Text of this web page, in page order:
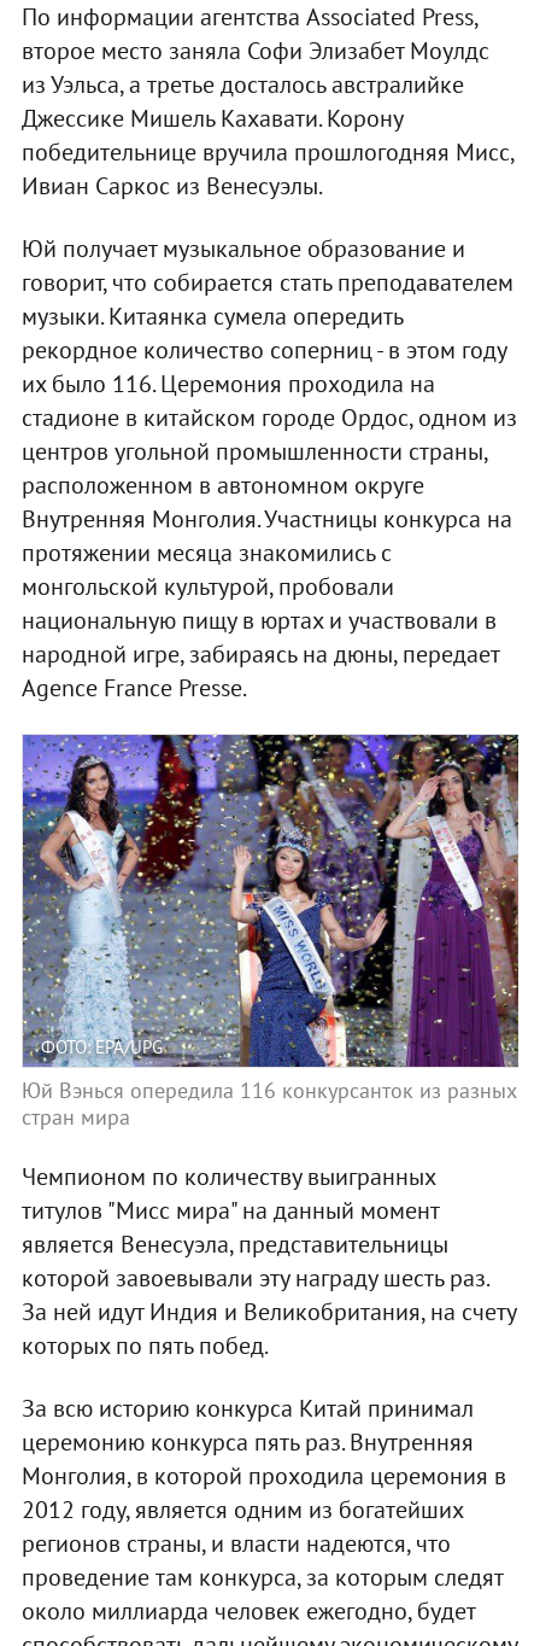
По информации агентства Associated Press,
второе место заняла Софи Элизабет Моулдс
из Уэльса, а третье досталось австралийке
Джессике Мишель Кахавати. Корону
победительнице вручила прошлогодняя Мисс,
Ивиан Саркос из Венесуэлы.
Юй получает музыкальное образование и
говорит, что собирается стать преподавателем
музыки. Китаянка сумела опередить
рекордное количество соперниц - в этом году
их было 116. Церемония проходила на
стадионе в китайском городе Ордос, одном из
центров угольной промышленности страны,
расположенном в автономном округе
Внутренняя Монголия. Участницы конкурса на
протяжении месяца знакомились с
монгольской культурой, пробовали
национальную пищу в юртах и участвовали в
народной игре, забираясь на дюны, передает
Agence France Presse.
ФОТО: EPA/UPG
Юй Вэнься опередила 116 конкурсанток из разных
стран мира
Чемпионом по количеству выигранных
титулов "Мисс мира" на данный момент
является Венесуэла, представительницы
которой завоевывали эту награду шесть раз.
За ней идут Индия и Великобритания, на счету
которых по пять побед.
За всю историю конкурса Китай принимал
церемонию конкурса пять раз. Внутренняя
Монголия, в которой проходила церемония в
2012 году, является одним из богатейших
регионов страны, и власти надеются, что
проведение там конкурса, за которым следят
около миллиарда человек ежегодно, будет